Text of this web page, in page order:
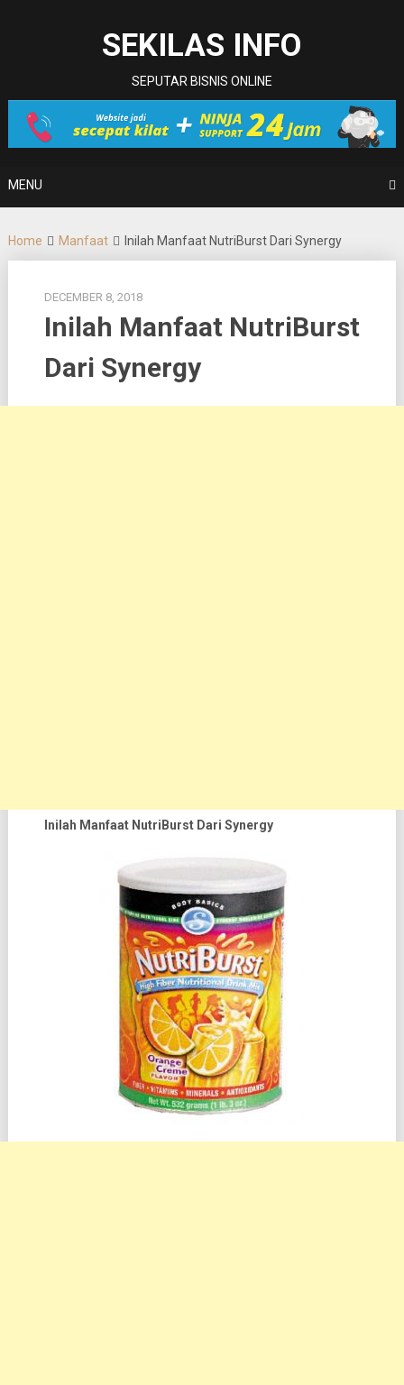
SEKILAS INFO
SEPUTAR BISNIS ONLINE
MENU
Home Manfaat Inilah Manfaat NutriBurst Dari Synergy
DECEMBER 8, 2018
Inilah Manfaat NutriBurst
Dari Synergy
Inilah Manfaat NutriBurst Dari Synergy